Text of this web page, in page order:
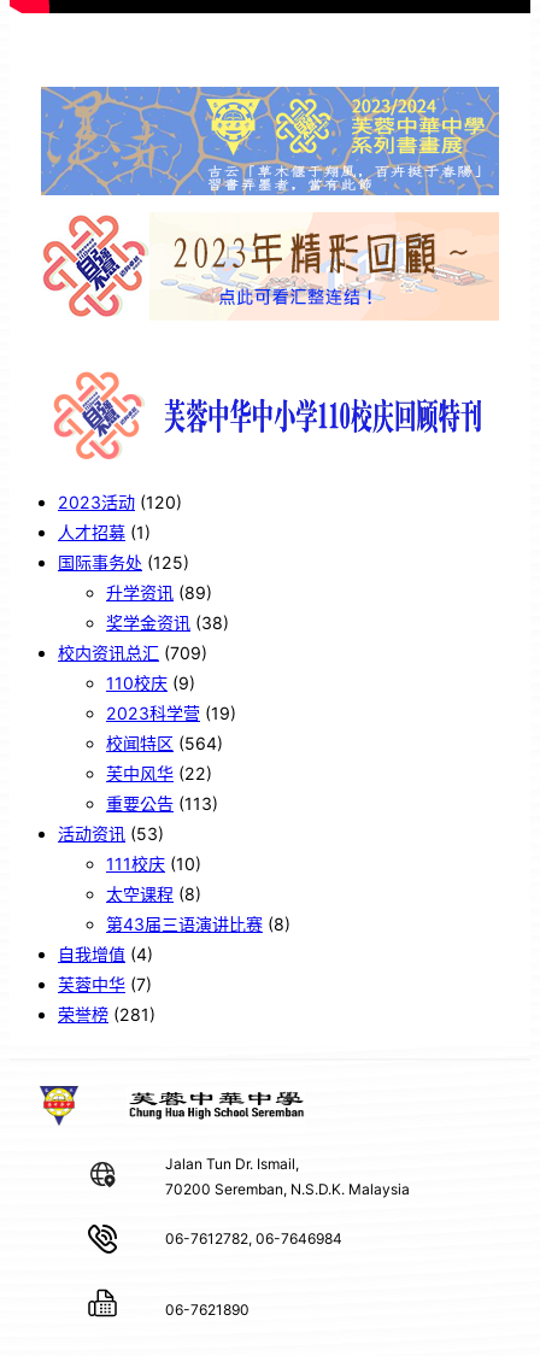
2023活动 (120)
人才招募 (1)
国际事务处 (125)
升学资讯 (89)
奖学金资讯 (38)
校内资讯总汇 (709)
110校庆 (9)
2023科学营 (19)
校闻特区 (564)
芙中风华 (22)
重要公告 (113)
活动资讯 (53)
111校庆 (10)
太空课程 (8)
第43届三语演讲比赛 (8)
自我增值 (4)
芙蓉中华 (7)
荣誉榜 (281)
Jalan Tun Dr. Ismail,
70200 Seremban, N.S.D.K. Malaysia
06-7612782, 06-7646984
06-7621890